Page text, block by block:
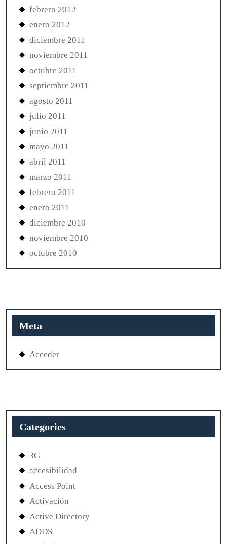
febrero 2012
enero 2012
diciembre 2011
noviembre 2011
octubre 2011
septiembre 2011
agosto 2011
julio 2011
junio 2011
mayo 2011
abril 2011
marzo 2011
febrero 2011
enero 2011
diciembre 2010
noviembre 2010
octubre 2010
Meta
Acceder
Categories
3G
accesibilidad
Access Point
Activación
Active Directory
ADDS